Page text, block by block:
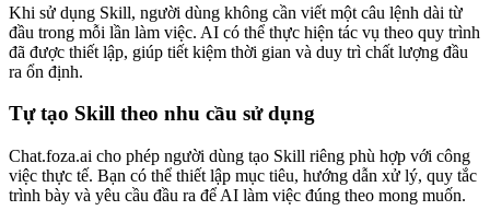
Khi sử dụng Skill, người dùng không cần viết một câu lệnh dài từ
đầu trong mỗi lần làm việc. AI có thể thực hiện tác vụ theo quy trình
đã được thiết lập, giúp tiết kiệm thời gian và duy trì chất lượng đầu
ra ổn định.
Tự tạo Skill theo nhu cầu sử dụng
Chat.foza.ai cho phép người dùng tạo Skill riêng phù hợp với công
việc thực tế. Bạn có thể thiết lập mục tiêu, hướng dẫn xử lý, quy tắc
trình bày và yêu cầu đầu ra để AI làm việc đúng theo mong muốn.